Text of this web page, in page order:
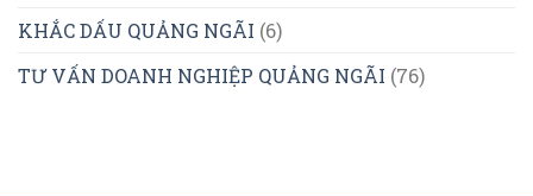
KHẮC DẤU QUẢNG NGÃI (6)
TƯ VẤN DOANH NGHIỆP QUẢNG NGÃI (76)